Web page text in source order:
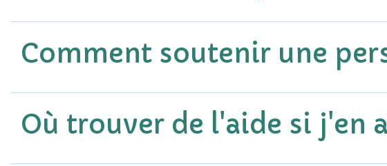
Comment soutenir une
Où trouver de l'aide si j'en